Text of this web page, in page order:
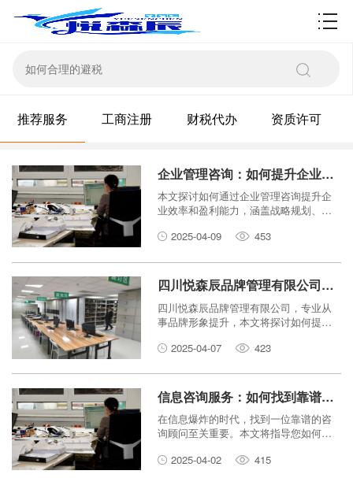
资质许可
推荐服务 工商注册 财税代办 资质许可
企业管理咨询：如何提升企业效率和盈利能力？
本文探讨如何通过企业管理咨询提升企
业效率和盈利能力，涵盖战略规划、流
切实可行的建议。
2025-04-09 453
四川悦森辰品牌管理有限公司：如何提升企业品牌形象？
四川悦森辰品牌管理有限公司，专业从
事品牌形象提升，本文将探讨如何提升
销、传播策略、客户关系等方面。
2025-04-07 423
信息咨询服务：如何找到靠谱的咨询顾问？
在信息爆炸的时代，找到一位靠谱的咨
询顾问至关重要。本文将指导您如何评
士，从而获得高质量的咨询服务。
2025-04-02 415